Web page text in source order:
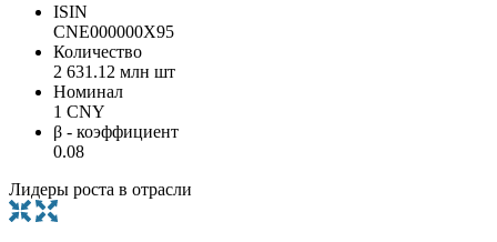
ISIN
CNE000000X95
Количество
2 631.12 млн шт
Номинал
1 CNY
β - коэффициент
0.08
Лидеры роста в отрасли